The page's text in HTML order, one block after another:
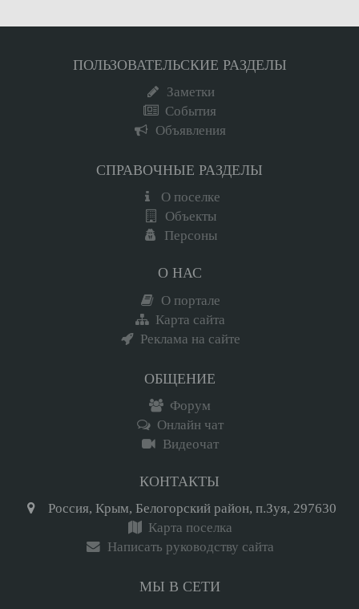
ПОЛЬЗОВАТЕЛЬСКИЕ РАЗДЕЛЫ
Заметки
События
Объявления
СПРАВОЧНЫЕ РАЗДЕЛЫ
О поселке
Объекты
Персоны
О НАС
О портале
Карта сайта
Реклама на сайте
ОБЩЕНИЕ
Форум
Онлайн чат
Видеочат
КОНТАКТЫ
Россия, Крым, Белогорский район, п.Зуя, 297630
Карта поселка
Написать руководству сайта
МЫ В СЕТИ